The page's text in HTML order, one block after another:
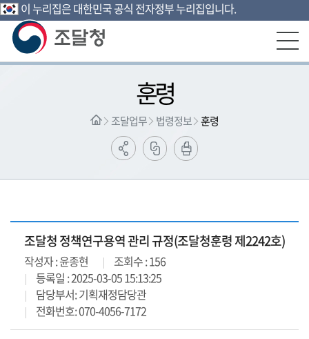
본문영역 바로가기
메인메뉴 바로가기
하단링크 바로가기
이 누리집은 대한민국 공식 전자정부 누리집입니다.
훈령
조달업무 법령정보 훈령
조달청 정책연구용역 관리 규정(조달청훈령 제2242호)
작성자 : 윤종현
조회수 : 156
등록일 : 2025-03-05 15:13:25
담당부서: 기획재정담당관
전화번호: 070-4056-7172